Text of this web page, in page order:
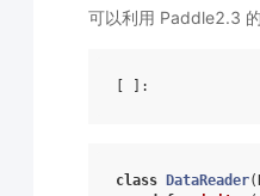
可以利用 Paddle2.3
[ ]
class DataReader(